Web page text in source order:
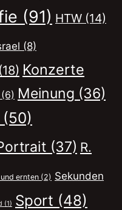
(91) HTW (14)
(8)
(18) Konzerte
(6) Meinung (36)
(50)
(37) R.
ernten (2) Sekunden
(1) Sport (48)